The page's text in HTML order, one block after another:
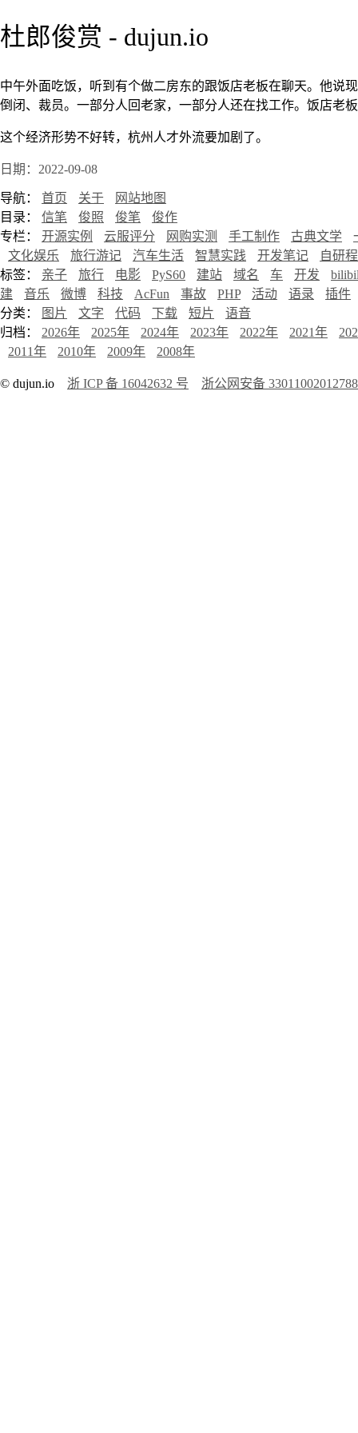
杜郎俊赏 - dujun.io
中午外面吃饭，听到有个做二房东的跟饭店老板在聊天。他说
倒闭、裁员。一部分人回老家，一部分人还在找工作。饭店老
这个经济形势不好转，杭州人才外流要加剧了。
日期：2022-09-08
导航： 首页 关于
网站地图
目录： 信笔 俊照 俊笔
俊作
专栏： 开源实例 云服评分 网购实测 手工制作 古典文学
文化娱乐
旅行游记 汽车生活 智慧实践 开发笔记
自研
标签： 亲子 旅行 电影 PyS60 建站 域名 车 开发
建
音乐 微博 科技 AcFun 事故 PHP 活动 语录
插件
分类：
图片 文字 代码 下载 短片
语音
归档： 2026年 2025年 2024年 2023年 2022年 2021年
2011年
2010年 2009年 2008年
© dujun.io 浙 ICP 备 16042632 号 浙公网安备